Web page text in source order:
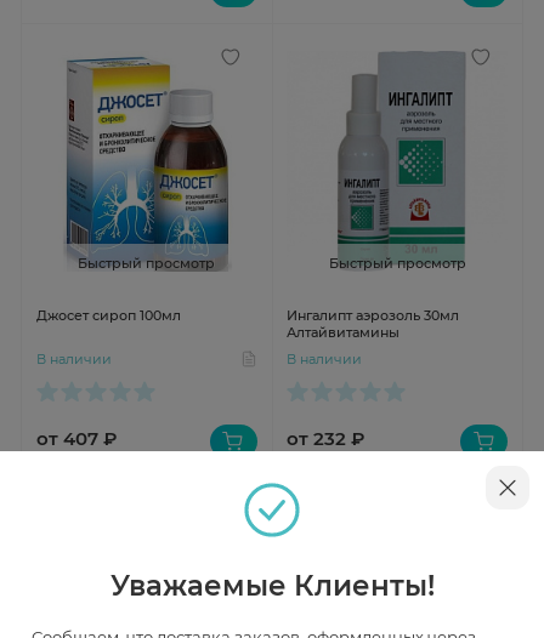
Быстрый просмотр
Джосет сироп 100мл
В наличии
от 407 ₽
Быстрый просмотр
Ингалипт аэрозоль 30мл
Алтайвитамины
В наличии
от 232 ₽
Уважаемые Клиенты!